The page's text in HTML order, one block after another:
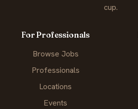
cup.
For Professionals
Browse Jobs
Professionals
Locations
Events